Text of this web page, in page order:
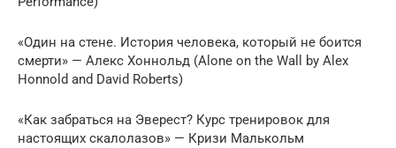
«Один на стене. История человека, который не боится
смерти» — Алекс Хоннольд (Alone on the Wall by Alex
Honnold and David Roberts)
«Как забраться на Эверест? Курс тренировок для
настоящих скалолазов» — Кризи Малькольм